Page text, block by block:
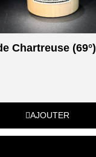
Chartreuse (69°)
AJOUTER